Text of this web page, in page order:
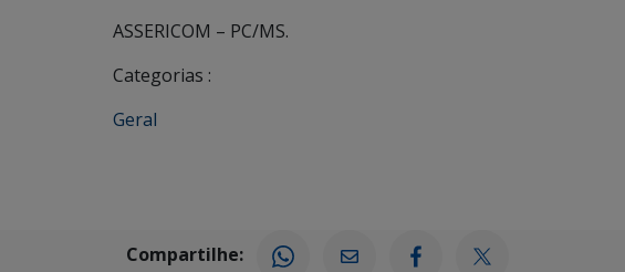
ASSERICOM – PC/MS.
Categorias :
Geral
Compartilhe: